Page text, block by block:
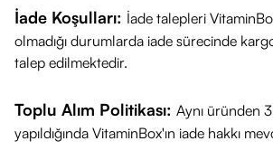
İade Koşulları: İade talepleri
olmadığı durumlarda iade sürecinde
talep edilmektedir.
Toplu Alım Politikası: Aynı üründen
yapıldığında VitaminBox'ın iade hakkı